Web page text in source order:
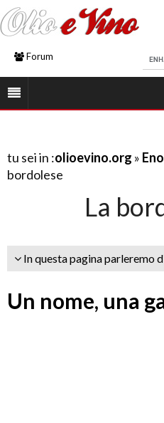
Forum
tu sei in :olioevino.org »
bordolese
La
In questa pagina parleremo
Un nome, una